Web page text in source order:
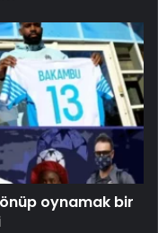
oynamak bir